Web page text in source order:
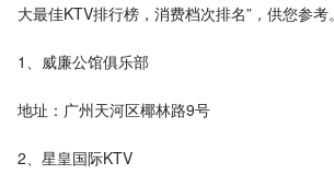
大最佳KTV排行榜，消费档次排名”，供您参考。
1、威廉公馆俱乐部
地址：广州天河区椰林路9号
2、星皇国际KTV